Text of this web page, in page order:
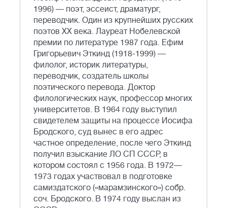
1996) — поэт, эссеист, драматург,
переводчик. Один из крупнейших русских
поэтов XX века. Лауреат Нобелевской
премии по литературе 1987 года. Ефим
Григорьевич Эткинд (1918-1999) —
филолог, историк литературы,
переводчик, создатель школы
поэтического перевода. Доктор
филологических наук, профессор многих
университетов. В 1964 году выступил
свидетелем защиты на процессе Иосифа
Бродского, суд вынес в его адрес
частное определение, после чего Эткинд
получил взыскание ЛО СП СССР, в
котором состоял с 1956 года. В 1972—
1973 годах участвовал в подготовке
самиздатского («марамзинского») собр.
соч. Бродского. В 1974 году выслан из